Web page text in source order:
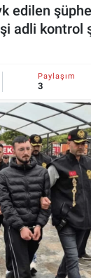
edilen
adli kontrol
Paylaşım
3
Saatleri
Saatleri